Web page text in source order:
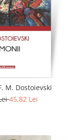
M. Dostoievski
45,82 Lei